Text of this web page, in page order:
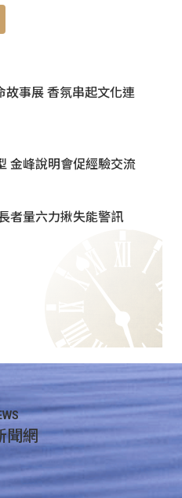
故事展 香氛串起文化連
金峰說明會促經驗交流
者量六力揪失能警訊
聞網